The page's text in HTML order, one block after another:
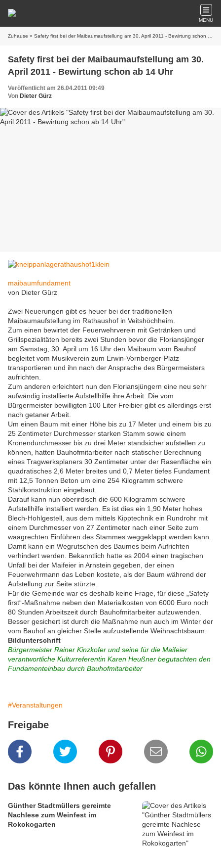
MENU
Zuhause » Safety first bei der Maibaumaufstellung am 30. April 2011 - Bewirtung schon ab 14 Uhr
Safety first bei der Maibaumaufstellung am 30.
April 2011 - Bewirtung schon ab 14 Uhr
Veröffentlicht am 26.04.2011 09:49
Von Dieter Gürz
maibaumfundament
von Dieter Gürz
Zwei Neuerungen gibt es heuer bei der traditionellen
Maibaumaufstellung im Rathaushof in Veitshöchheim.
Zum einen bewirtet der Feuerwehrverein mit Getränken und
Grillspezialitäten bereits zwei Stunden bevor die Floriansjünger
am Samstag, 30. April um 16 Uhr den Maibaum vom Bauhof
begleitet vom Musikverein zum Erwin-Vornberger-Platz
transportieren und ihn nach der Ansprache des Bürgermeisters
aufrichten.
Zum anderen erleichtert nun den Floriansjüngern eine neu sehr
aufwändig installierte Aufstellhilfe ihre Arbeit. Die vom
Bürgermeister bewilligten 100 Liter Freibier gibt es allerdings erst
nach getaner Arbeit.
Um einen Baum mit einer Höhe bis zu 17 Meter und einem bis zu
25 Zentimeter Durchmesser starken Stamm sowie einem
Kronendurchmesser bis zu drei Meter standsicher aufstellen zu
können, hatten Bauhofmitarbeiter nach statischer Berechnung
eines Tragwerksplaners 30 Zentimeter unter der Rasenfläche ein
quadratisches 2,6 Meter breites und 0,7 Meter tiefes Fundament
mit 12,5 Tonnen Beton um eine 254 Kilogramm schwere
Stahlkonstruktion eingebaut.
Darauf kann nun oberirdisch die 600 Kilogramm schwere
Aufstellhilfe installiert werden. Es ist dies ein 1,90 Meter hohes
Blech-Hohlgestell, aus dem mittels Kipptechnik ein Rundrohr mit
einem Durchmesser von 27 Zentimeter nach einer Seite zum
waagrechten Einführen des Stammes weggeklappt werden kann.
Damit kann ein Wegrutschen des Baumes beim Aufrichten
verhindert werden. Bekanntlich hatte es 2004 einen tragischen
Unfall bei der Maifeier in Arnstein gegeben, der einen
Feuerwehrmann das Leben kostete, als der Baum während der
Aufstellung zur Seite stürzte.
Für die Gemeinde war es deshalb keine Frage, für diese „Safety
first“-Maßnahme neben den Materialkosten von 6000 Euro noch
80 Stunden Arbeitszeit durch Bauhofmitarbeiter aufzuwenden.
Besser gesichert ist durch die Maßnahme nun auch im Winter der
vom Bauhof an gleicher Stelle aufzustellende Weihnachtsbaum.
Bildunterschrift
Bürgermeister Rainer Kinzkofer und seine für die Maifeier
verantwortliche Kulturreferentin Karen Heußner begutachten den
Fundamenteinbau durch Bauhofmitarbeiter
#Veranstaltungen
Freigabe
Das könnte Ihnen auch gefallen
Günther Stadtmüllers gereimte
Nachlese zum Weinfest im
Rokokogarten